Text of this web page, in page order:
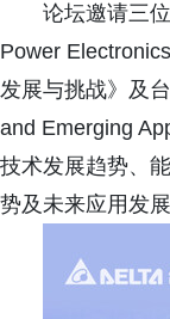
论坛邀请三
Power
发展与挑战》及
and Emerging
技术发展趋势、
势及未来应用发